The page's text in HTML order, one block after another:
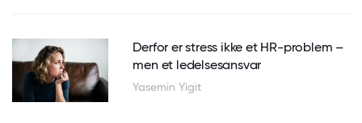
Derfor er stress ikke et HR-problem –
men et ledelsesansvar
Yasemin Yigit